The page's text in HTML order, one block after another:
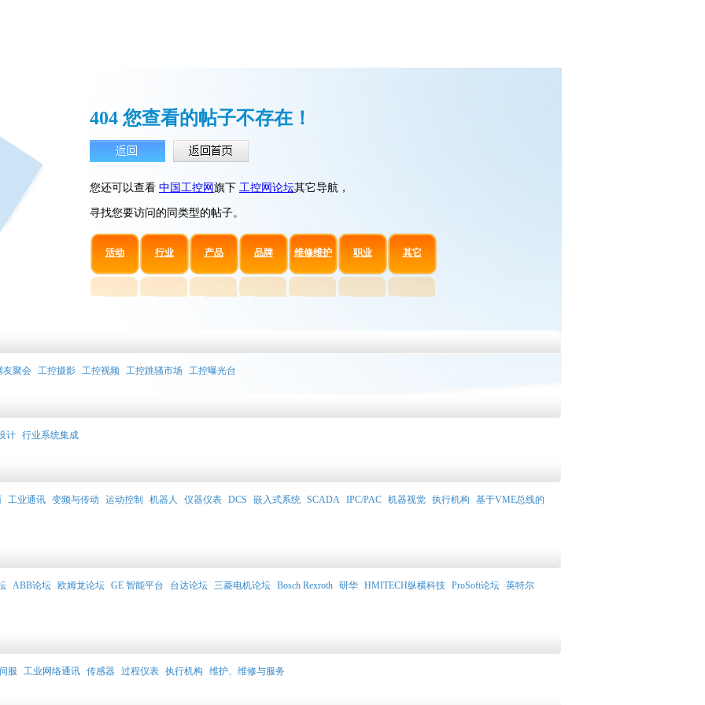
404 您查看的帖子不存在！
您还可以查看 中国工控网 旗下 工控网论坛其它导航，
寻找您要访问的同类型的帖子。
活动 行业 产品 品牌 维修维护 职业 其它
友聚会 工控摄影 工控视频 工控跳骚市场 工控曝光台
计 行业系统集成
工业通讯 变频与传动 运动控制 机器人 仪器仪表 DCS 嵌入式系统 SCADA IPC/PAC 机器视觉 执行机构 基于VME总线的
ABB论坛 欧姆龙论坛 GE 智能平台 台达论坛 三菱电机论坛 Bosch Rexroth 研华 HMITECH纵横科技 ProSoft论坛 英特尔
服 工业网络通讯 传感器 过程仪表 执行机构 维护、维修与服务